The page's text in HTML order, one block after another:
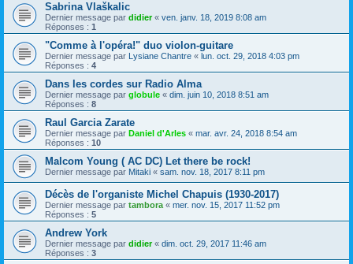
Sabrina Vlaškalic
Dernier message par didier« ven. janv. 18, 2019 8:08 am
Réponses : 1
"Comme à l'opéra!" duo violon-guitare
Dernier message par Lysiane Chantre « lun. oct. 29, 2018 4:03 pm
Réponses : 4
Dans les cordes sur Radio Alma
Dernier message par globule « dim. juin 10, 2018 8:51 am
Réponses : 8
Raul Garcia Zarate
Dernier message par Daniel d'Arles « mar. avr. 24, 2018 8:54 am
Réponses : 10
Malcom Young ( AC DC) Let there be rock!
Dernier message par Mitaki « sam. nov. 18, 2017 8:11 pm
Décès de l'organiste Michel Chapuis (1930-2017)
Dernier message par tambora « mer. nov. 15, 2017 11:52 pm
Réponses : 5
Andrew York
Dernier message par didier« dim. oct. 29, 2017 11:46 am
Réponses : 3